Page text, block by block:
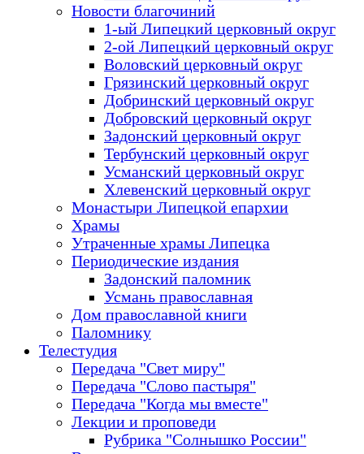
Новости благочиний
1-ый Липецкий церковный округ
2-ой Липецкий церковный округ
Воловский церковный округ
Грязинский церковный округ
Добринский церковный округ
Добровский церковный округ
Задонский церковный округ
Тербунский церковный округ
Усманский церковный округ
Хлевенский церковный округ
Монастыри Липецкой епархии
Храмы
Утраченные храмы Липецка
Периодические издания
Задонский паломник
Усмань православная
Дом православной книги
Паломнику
Телестудия
Передача "Свет миру"
Передача "Слово пастыря"
Передача "Когда мы вместе"
Лекции и проповеди
Рубрика "Солнышко России"